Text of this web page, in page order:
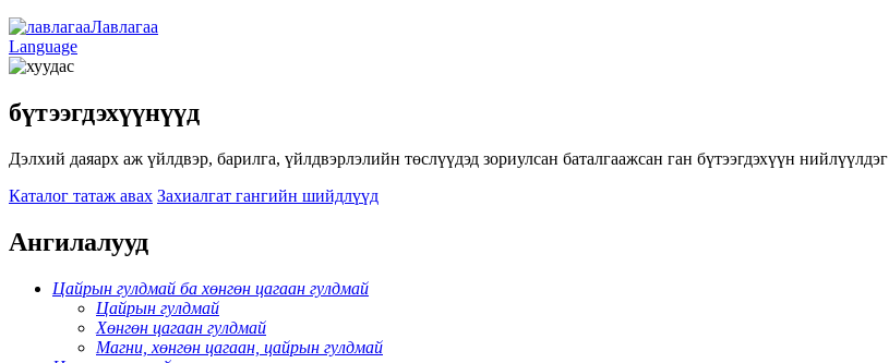
Лавлагаа
Language
бүтээгдэхүүнүүд
Дэлхий даяарх аж үйлдвэр, барилга, үйлдвэрлэлийн төслүүдэд зориулсан баталгаажсан ган бүтээгдэхүүн нийлүүлдэг
Каталог татаж авах Захиалгат гангийн шийдлүүд
Ангилалууд
Цайрын гулдмай ба хөнгөн цагаан гулдмай
Цайрын гулдмай
Хөнгөн цагаан гулдмай
Магни, хөнгөн цагаан, цайрын гулдмай